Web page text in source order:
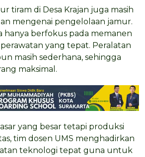
tiram di Desa Krajan juga masih
mengenai pengelolaan jamur.
hanya berfokus pada memanen
yang tepat. Peralatan
masih sederhana, sehingga
maksimal.
yang besar tetapi produksi
tim dosen UMS menghadirkan
teknologi tepat guna untuk